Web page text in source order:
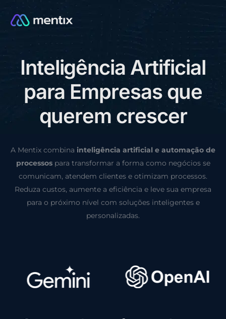
Inteligência Artificial
para Empresas que
querem crescer
A Mentix combina inteligência artificial e automação de
processospara transformar a forma como negócios se
comunicam, atendem clientes e otimizam processos.
Reduza custos, aumente a eficiência e leve sua empresa
para o próximo nível com soluções inteligentes e
personalizadas.
CONSULTORIA GRÁTIS